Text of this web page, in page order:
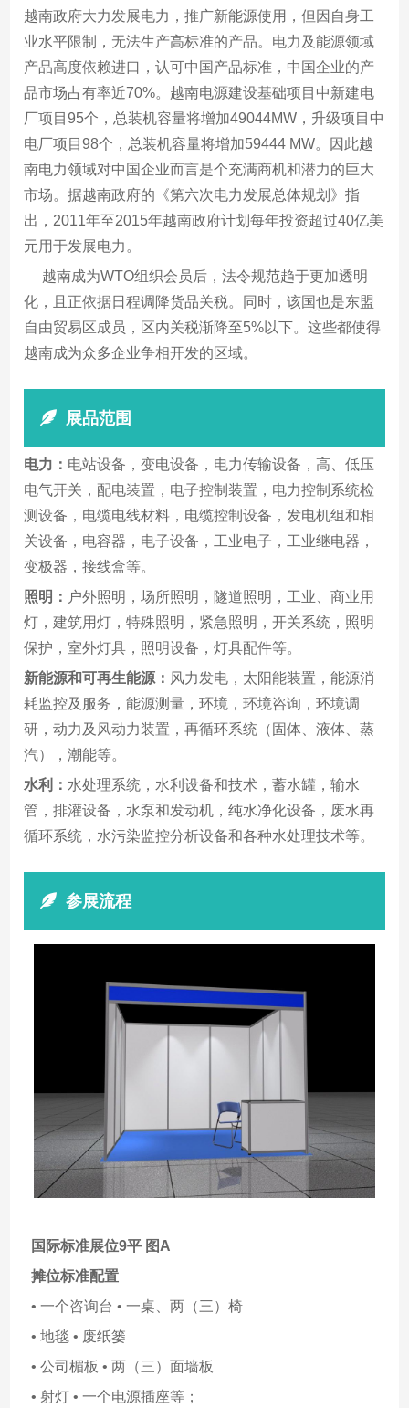
越南政府大力发展电力，推广新能源使用，但因自身工
业水平限制，无法生产高标准的产品。电力及能源领域
产品高度依赖进口，认可中国产品标准，中国企业的产
品市场占有率近70%。越南电源建设基础项目中新建电
厂项目95个，总装机容量将增加49044MW，升级项目中
电厂项目98个，总装机容量将增加59444 MW。因此越
南电力领域对中国企业而言是个充满商机和潜力的巨大
市场。据越南政府的《第六次电力发展总体规划》指
出，2011年至2015年越南政府计划每年投资超过40亿美
元用于发展电力。
越南成为WTO组织会员后，法令规范趋于更加透明
化，且正依据日程调降货品关税。同时，该国也是东盟
自由贸易区成员，区内关税渐降至5%以下。这些都使得
越南成为众多企业争相开发的区域。
展品范围
电力： 电站设备，变电设备，电力传输设备，高、低压
电气开关，配电装置，电子控制装置，电力控制系统检
测设备，电缆电线材料，电缆控制设备，发电机组和相
关设备，电容器，电子设备，工业电子，工业继电器，
变极器，接线盒等。
照明： 户外照明，场所照明，隧道照明，工业、商业用
灯，建筑用灯，特殊照明，紧急照明，开关系统，照明
保护，室外灯具，照明设备，灯具配件等。
新能源和可再生能源： 风力发电，太阳能装置，能源消
耗监控及服务，能源测量，环境，环境咨询，环境调
研，动力及风动力装置，再循环系统（固体、液体、蒸
汽），潮能等。
水利： 水处理系统，水利设备和技术，蓄水罐，输水
管，排灌设备，水泵和发动机，纯水净化设备，废水再
循环系统，水污染监控分析设备和各种水处理技术等。
参展流程
国际标准展位9平 图A
摊位标准配置
• 一个咨询台 • 一桌、两（三）椅
• 地毯 • 废纸篓
• 公司楣板 • 两（三）面墙板
• 射灯 • 一个电源插座等；